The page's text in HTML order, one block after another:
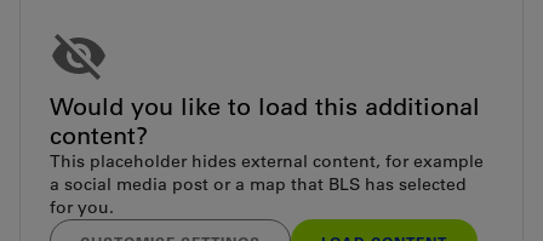
Would you like to load this additional
content?
This placeholder hides external content, for example
a social media post or a map that BLS has selected
for you.